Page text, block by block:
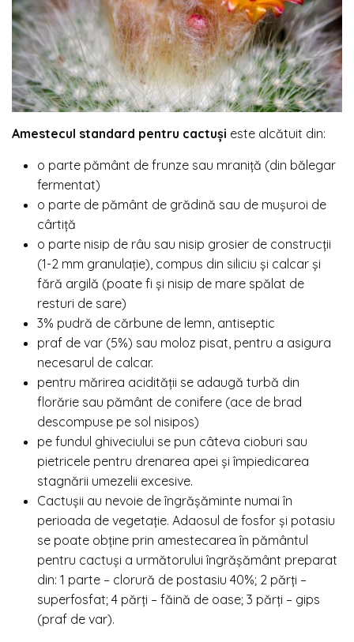
Amestecul standard pentru cactuși este alcătuit din:
o parte pământ de frunze sau mraniță (din bălegar
fermentat)
o parte de pământ de grădină sau de mușuroi de
cârtiță
o parte nisip de râu sau nisip grosier de construcții
(1-2 mm granulație), compus din siliciu și calcar și
fără argilă (poate fi și nisip de mare spălat de
resturi de sare)
3% pudră de cărbune de lemn, antiseptic
praf de var (5%) sau moloz pisat, pentru a asigura
necesarul de calcar.
pentru mărirea acidității se adaugă turbă din
florărie sau pământ de conifere (ace de brad
descompuse pe sol nisipos)
pe fundul ghiveciului se pun câteva cioburi sau
pietricele pentru drenarea apei și împiedicarea
stagnării umezelii excesive.
Cactușii au nevoie de îngrășăminte numai în
perioada de vegetație. Adaosul de fosfor și potasiu
se poate obține prin amestecarea în pământul
pentru cactuși a următorului îngrășământ preparat
din: 1 parte – clorură de postasiu 40%; 2 părți –
superfosfat; 4 părți – făină de oase; 3 părți – gips
(praf de var).